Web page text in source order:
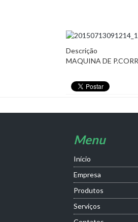
Descrição
MAQUINA DE
Menu
Início
Empresa
Produtos
Serviços